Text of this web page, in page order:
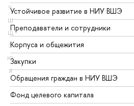
Ч
Ш
Щ
Э
Ю
Я
Устойчивое развитие в НИУ ВШЭ
Преподаватели и сотрудники
Корпуса и общежития
Закупки
Обращения граждан в НИУ ВШЭ
Фонд целевого капитала